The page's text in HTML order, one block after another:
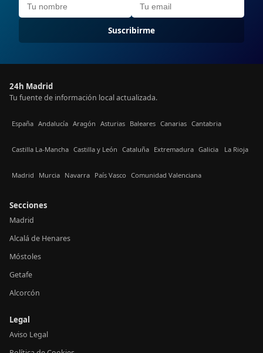
Suscribirme
24h Madrid
Tu fuente de información local actualizada.
España Andalucía Aragón Asturias Baleares Canarias Cantabria
Castilla La-Mancha Castilla y León Cataluña Extremadura Galicia La Rioja
Madrid Murcia Navarra País Vasco Comunidad Valenciana
Secciones
Madrid
Alcalá de Henares
Móstoles
Getafe
Alcorcón
Legal
Aviso Legal